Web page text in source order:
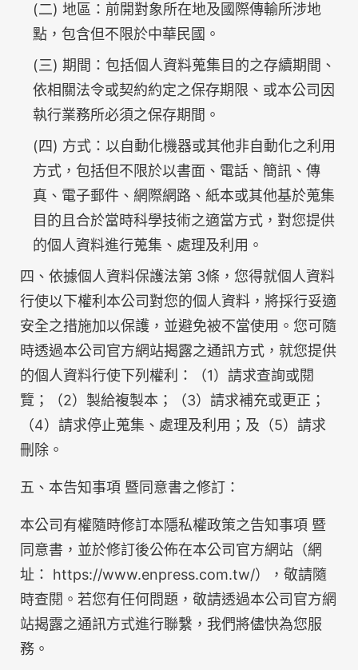
(二) 地區：前開對象所在地及國際傳輸所涉地
點，包含但不限於中華民國。
(三) 期間：包括個人資料蒐集目的之存續期間、
依相關法令或契約約定之保存期限、或本公司因
執行業務所必須之保存期間。
(四) 方式：以自動化機器或其他非自動化之利用
方式，包括但不限於以書面、電話、簡訊、傳
真、電子郵件、網際網路、紙本或其他基於蒐集
目的且合於當時科學技術之適當方式，對您提供
的個人資料進行蒐集、處理及利用。
四、依據個人資料保護法第 3條，您得就個人資料
行使以下權利本公司對您的個人資料，將採行妥適
安全之措施加以保護，並避免被不當使用。您可隨
時透過本公司官方網站揭露之通訊方式，就您提供
的個人資料行使下列權利：（1）請求查詢或閱
覽；（2）製給複製本；（3）請求補充或更正；
（4）請求停止蒐集、處理及利用；及（5）請求
刪除。
五、本告知事項 暨同意書之修訂：
本公司有權隨時修訂本隱私權政策之告知事項 暨
同意書，並於修訂後公佈在本公司官方網站（網
址： https://www.enpress.com.tw/），敬請隨
時查閱。若您有任何問題，敬請透過本公司官方網
站揭露之通訊方式進行聯繫，我們將儘快為您服
務。